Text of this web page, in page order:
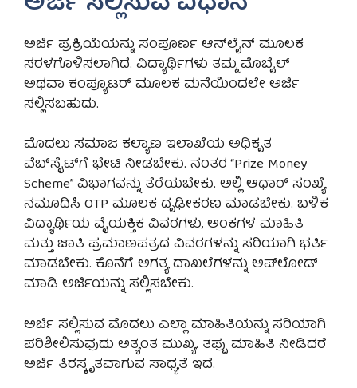
ಅರ್ಜಿ ಪ್ರಕ್ರಿಯೆಯನ್ನು ಸಂಪೂರ್ಣ ಆನ್‌ಲೈನ್ ಮೂಲಕ
ಸರಳಗೊಳಿಸಲಾಗಿದೆ. ವಿದ್ಯಾರ್ಥಿಗಳು ತಮ್ಮ ಮೊಬೈಲ್
ಅಥವಾ ಕಂಪ್ಯೂಟರ್ ಮೂಲಕ ಮನೆಯಿಂದಲೇ ಅರ್ಜಿ
ಸಲ್ಲಿಸಬಹುದು.
ಮೊದಲು ಸಮಾಜ ಕಲ್ಯಾಣ ಇಲಾಖೆಯ ಅಧಿಕೃತ
ವೆಬ್‌ಸೈಟ್‌ಗೆ ಭೇಟಿ ನೀಡಬೇಕು. ನಂತರ “Prize Money
Scheme” ವಿಭಾಗವನ್ನು ತೆರೆಯಬೇಕು. ಅಲ್ಲಿ ಆಧಾರ್ ಸಂಖ್ಯೆ
ನಮೂದಿಸಿ OTP ಮೂಲಕ ದೃಢೀಕರಣ ಮಾಡಬೇಕು. ಬಳಿಕ
ವಿದ್ಯಾರ್ಥಿಯ ವೈಯಕ್ತಿಕ ವಿವರಗಳು, ಅಂಕಗಳ ಮಾಹಿತಿ
ಮತ್ತು ಜಾತಿ ಪ್ರಮಾಣಪತ್ರದ ವಿವರಗಳನ್ನು ಸರಿಯಾಗಿ ಭರ್ತಿ
ಮಾಡಬೇಕು. ಕೊನೆಗೆ ಅಗತ್ಯ ದಾಖಲೆಗಳನ್ನು ಅಪ್‌ಲೋಡ್
ಮಾಡಿ ಅರ್ಜಿಯನ್ನು ಸಲ್ಲಿಸಬೇಕು.
ಅರ್ಜಿ ಸಲ್ಲಿಸುವ ಮೊದಲು ಎಲ್ಲಾ ಮಾಹಿತಿಯನ್ನು ಸರಿಯಾಗಿ
ಪರಿಶೀಲಿಸುವುದು ಅತ್ಯಂತ ಮುಖ್ಯ. ತಪ್ಪು ಮಾಹಿತಿ ನೀಡಿದರೆ
ಅರ್ಜಿ ತಿರಸ್ಕೃತವಾಗುವ ಸಾಧ್ಯತೆ ಇದೆ.